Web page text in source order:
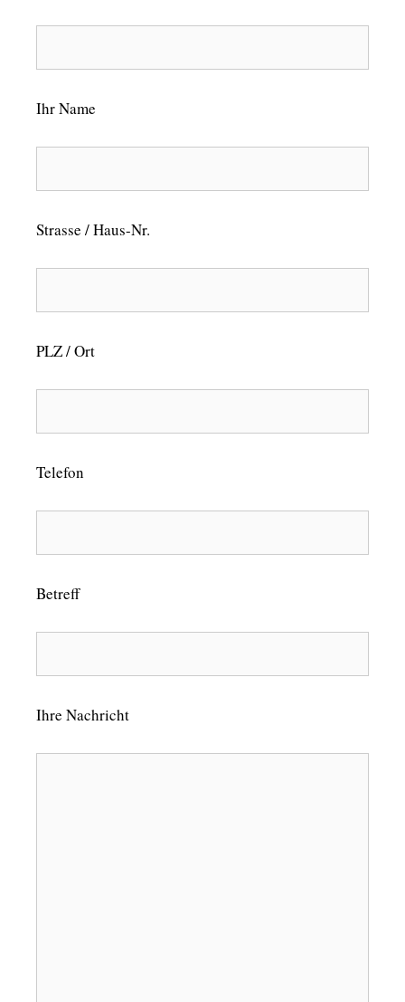
Ihr Name
Strasse / Haus-Nr.
PLZ / Ort
Telefon
Betreff
Ihre Nachricht